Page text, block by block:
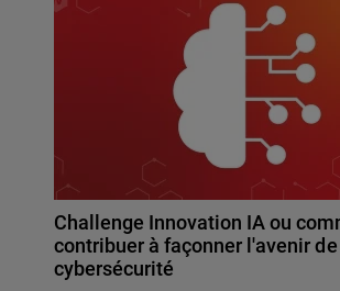
Challenge Innovation IA ou
contribuer à façonner l'avenir
cybersécurité